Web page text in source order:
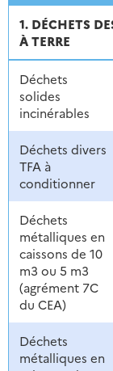
1. DÉCHETS
À TERRE
Déchets
solides
incinérables
Déchets divers
TFA à
conditionner
Déchets
métalliques en
caissons de 10
m3 ou 5 m3
(agrément 7C
du CEA)
Déchets
métalliques en